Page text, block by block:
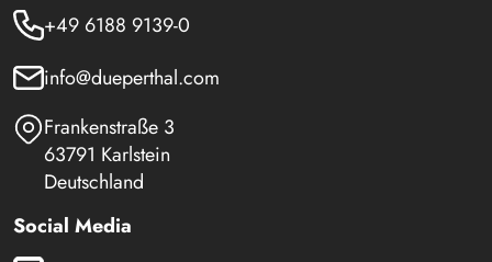
+49 6188 9139-0
info@dueperthal.com
Frankenstraße 3
63791 Karlstein
Deutschland
Social Media